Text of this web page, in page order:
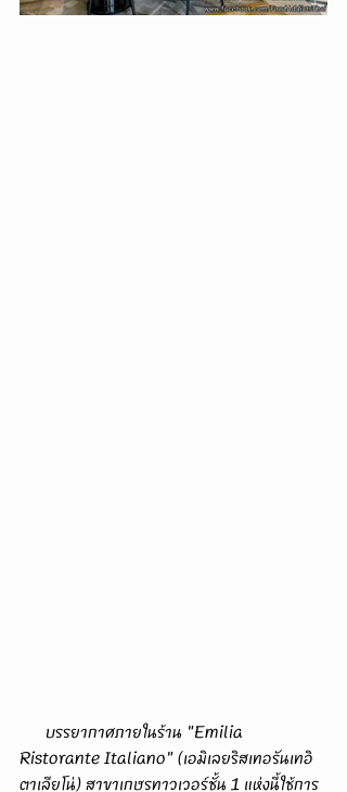
Ristorante Italiano" (เอมิเลยริสเทอรันเทอิ
ตาเลียโน่) สาขาเกษรทาวเวอร์ชั้น 1 แห่งนี้ใช้การ